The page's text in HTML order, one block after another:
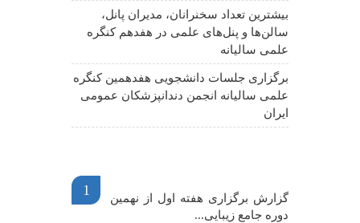
بیشترین تعداد سخنرانان، مدیران پانل،
سالن‌ها و پنل‌های علمی در هفدهم کنگره
علمی سالیانه
برگزاری جلسات دانشجویی هفدهمین کنگره
علمی سالیانه انجمن دندانپزشکان عمومی
ایران
1
گزارش برگزاری هفته اول از نهمین
دوره جامع زیبایی...